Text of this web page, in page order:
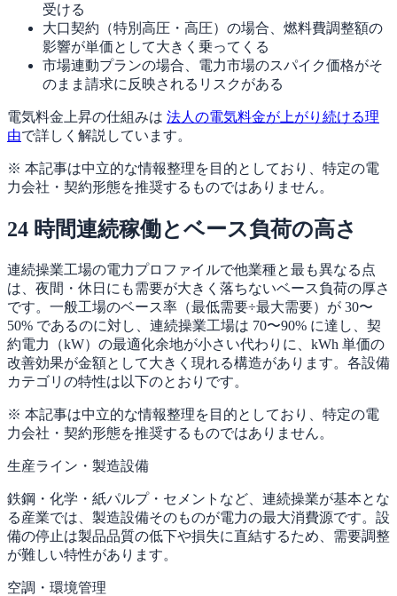
受ける
大口契約（特別高圧・高圧）の場合、燃料費調整額の
影響が単価として大きく乗ってくる
市場連動プランの場合、電力市場のスパイク価格がそ
のまま請求に反映されるリスクがある
電気料金上昇の仕組みは 法人の電気料金が上がり続ける理
由で詳しく解説しています。
※ 本記事は中立的な情報整理を目的としており、特定の電
力会社・契約形態を推奨するものではありません。
24 時間連続稼働とベース負荷の高さ
連続操業工場の電力プロファイルで他業種と最も異なる点
は、夜間・休日にも需要が大きく落ちないベース負荷の厚さ
です。一般工場のベース率（最低需要÷最大需要）が 30〜
50% であるのに対し、連続操業工場は 70〜90% に達し、契
約電力（kW）の最適化余地が小さい代わりに、kWh 単価の
改善効果が金額として大きく現れる構造があります。各設備
カテゴリの特性は以下のとおりです。
※ 本記事は中立的な情報整理を目的としており、特定の電
力会社・契約形態を推奨するものではありません。
生産ライン・製造設備
鉄鋼・化学・紙パルプ・セメントなど、連続操業が基本とな
る産業では、製造設備そのものが電力の最大消費源です。設
備の停止は製品品質の低下や損失に直結するため、需要調整
が難しい特性があります。
空調・環境管理